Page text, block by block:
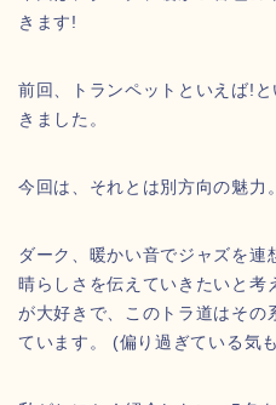
きます!
前回、トランペットといえば!
きました。
今回は、それとは別方向の魅力。
ダーク、暖かい音でジャズを
晴らしさを伝えていきたいと
が大好きで、このトラ道はその
ています。 (偏り過ぎている気